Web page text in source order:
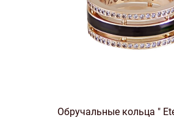
Обручальные кольца "